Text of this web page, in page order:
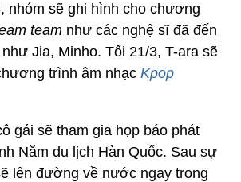
nhóm sẽ ghi hình cho chương
team như các nghệ sĩ đã đến
Jia, Minho. Tối 21/3, T-ara sẽ
trình âm nhạc Kpop
gái sẽ tham gia họp báo phát
Năm du lịch Hàn Quốc. Sau sự
lên đường về nước ngay trong